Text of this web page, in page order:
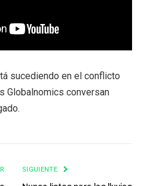
sucediendo en el conflicto
Globalnomics conversan
SIGUIENTE